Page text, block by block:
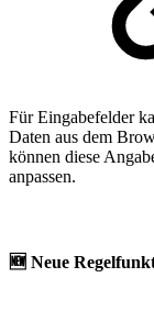
Für Eingabefelder
Daten aus dem
können diese
anpassen.
🆕 Neue